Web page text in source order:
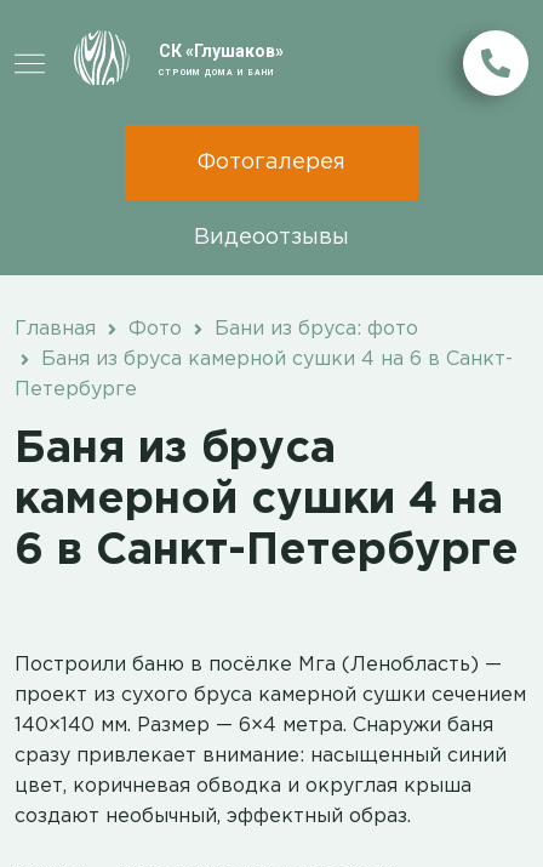
СК «Глушаков»
СТРОИМ ДОМА И БАНИ
Фотогалерея
Видеоотзывы
Главная Фото
Бани из бруса: фото
Баня из бруса камерной сушки 4 на 6 в Санкт-
Петербурге
Баня из бруса
камерной сушки 4 на
6 в Санкт-Петербурге
Построили баню в посёлке Мга (Ленобласть) —
проект из сухого бруса камерной сушки сечением
140×140 мм. Размер — 6×4 метра. Снаружи баня
сразу привлекает внимание: насыщенный синий
цвет, коричневая обводка и округлая крыша
создают необычный, эффектный образ.